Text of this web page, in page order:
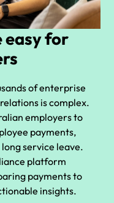
easy for
of enterprise
is complex.
employers to
payments,
service leave.
platform
payments to
insights.